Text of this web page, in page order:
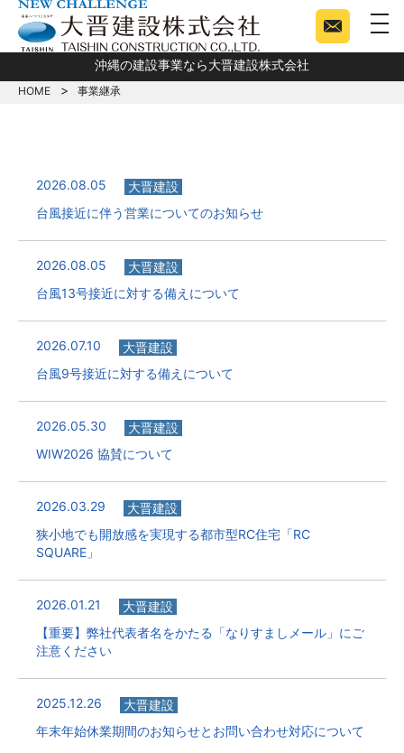
沖縄の建設事業なら大晋建設株式会社
HOME 事業継承
2026.08.05
大晋建設
台風接近に伴う営業についてのお知らせ
2026.08.05
大晋建設
台風13号接近に対する備えについて
2026.07.10
大晋建設
台風9号接近に対する備えについて
2026.05.30
大晋建設
WIW2026 協賛について
2026.03.29
大晋建設
狭小地でも開放感を実現する都市型RC住宅「RC
SQUARE」
2026.01.21
大晋建設
【重要】弊社代表者名をかたる「なりすましメール」にご
注意ください
2025.12.26
大晋建設
年末年始休業期間のお知らせとお問い合わせ対応について